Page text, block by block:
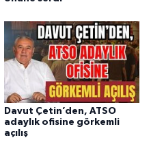
Davut Çetin’den, ATSO
adaylık ofisine görkemli
açılış